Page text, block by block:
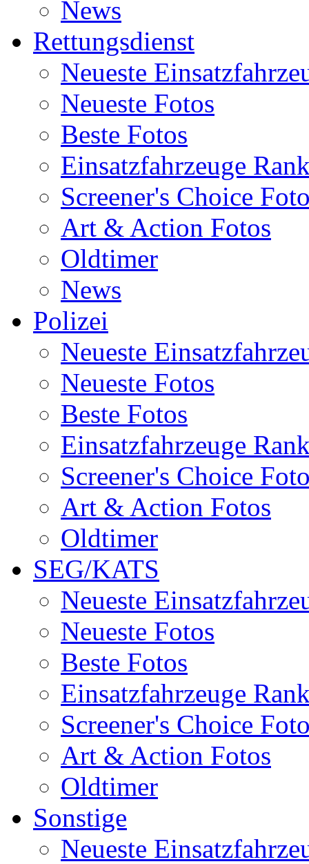
News
Rettungsdienst
Neueste
Neueste Fotos
Beste Fotos
Einsatzfahrzeuge
Screener's Choice
Art & Action Fotos
Oldtimer
News
Polizei
Neueste
Neueste Fotos
Beste Fotos
Einsatzfahrzeuge
Screener's Choice
Art & Action Fotos
Oldtimer
SEG/KATS
Neueste
Neueste Fotos
Beste Fotos
Einsatzfahrzeuge
Screener's Choice
Art & Action Fotos
Oldtimer
Sonstige
Neueste